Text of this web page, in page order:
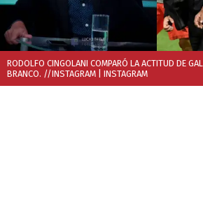
RODOLFO CINGOLANI COMPARÓ LA ACTITUD DE
BRANCO. //INSTAGRAM | INSTAGRAM